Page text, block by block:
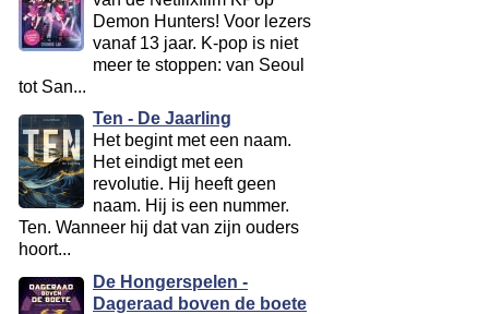
Demon Hunters! Voor lezers
vanaf 13 jaar. K-pop is niet
meer te stoppen: van Seoul
tot San...
Ten - De Jaarling
Het begint met een naam.
Het eindigt met een
revolutie. Hij heeft geen
naam. Hij is een nummer.
Ten. Wanneer hij dat van zijn ouders
hoort...
De Hongerspelen -
Dageraad boven de boete